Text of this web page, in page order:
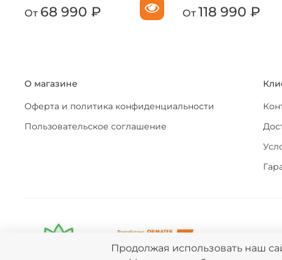
От 68 990 ₽ От 118 990 ₽
О магазине
Оферта и политика конфиденциальности
Пользовательское соглашение
Продолжая использовать наш